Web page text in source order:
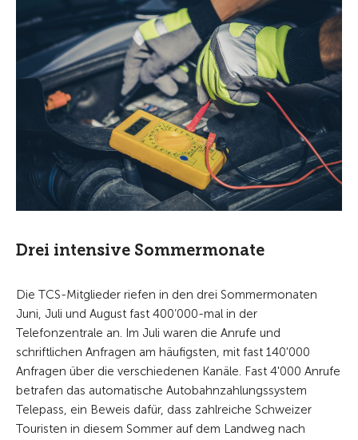
Drei intensive Sommermonate
Die TCS-Mitglieder riefen in den drei Sommermonaten
Juni, Juli und August fast 400’000-mal in der
Telefonzentrale an. Im Juli waren die Anrufe und
schriftlichen Anfragen am häufigsten, mit fast 140'000
Anfragen über die verschiedenen Kanäle. Fast 4'000 Anrufe
betrafen das automatische Autobahnzahlungssystem
Telepass, ein Beweis dafür, dass zahlreiche Schweizer
Touristen in diesem Sommer auf dem Landweg nach